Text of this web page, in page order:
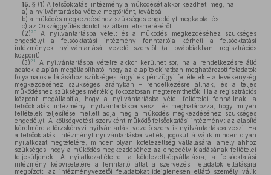
15. § (1) A felsőoktatási intézmény a működését akkor kezdheti meg, ha
a) a nyilvántartásba vétele megtörtént, továbbá
b) a működés megkezdéséhez szükséges engedélyt megkapta, és
c) az Országgyűlés döntött az állami elismeréséről.
(2) 20
A nyilvántartásba vételt és a működés megkezdéséhez szükséges
engedélyt a felsőoktatási intézmény fenntartója kérheti a felsőoktatási
intézmények nyilvántartását vezető szervtől (a továbbiakban: regisztrációs
központ).
(3) 21
A nyilvántartásba vételre akkor kerülhet sor, ha a rendelkezésre álló
adatok alapján megállapítható, hogy az alapító okiratban meghatározott feladatok
folyamatos ellátásához szükséges tárgyi és pénzügyi feltételek – a tevékenység
megkezdéséhez szükséges arányban – rendelkezésre állnak, és a teljes
működéshez szükséges mértékig fokozatosan megteremthetők. Ha a regisztrációs
központ megállapítja, hogy a nyilvántartásba vétel feltételei fennállnak, a
felsőoktatási intézményt nyilvántartásba veszi, és meghatározza, hogy milyen
feltételek teljesítése mellett adja meg a működés megkezdéséhez szükséges
engedélyt. A költségvetési szervként működő felsőoktatási intézményt az alapító
kérelmére a törzskönyvi nyilvántartást vezető szerv is nyilvántartásba veszi. Ha
a felsőoktatási intézményt nyilvántartásba vették, jogosulttá válik minden olyan
nyilatkozat megtételére, minden olyan kötelezettség vállalására, amely ahhoz
szükséges, hogy a működés megkezdéséhez az engedély kiadásának feltételei
teljesüljenek. A nyilatkozattételre, a kötelezettségvállalásra, a felsőoktatási
intézmény képviseletére a fenntartó által a szervezési feladatok ellátására
megbízott, az intézményvezetői feladatokat ideiglenesen ellátó személy válik